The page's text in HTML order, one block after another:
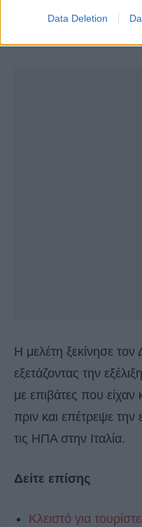
Data Deletion
των Ηνωμένων
Η μελέτη ξεκίνησε
εξετάζοντας την
με επιβάτες που είχαν
πριν και επέτρεψε
τις ΗΠΑ στην Ιταλία.
Δείτε επίσης
Κλειστό για